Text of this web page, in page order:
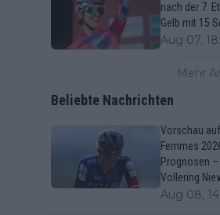
nach der 7.
Gelb mit 15
Aug 07,
Mehr
Beliebte Nachrichten
Vorschau
Femmes
Prognosen
Vollering
Aug 08,